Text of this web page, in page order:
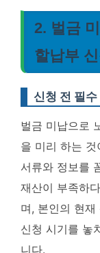
2. 벌금
할납부
신청 전 필
벌금 미납으로
을 미리 하는
서류와 정보를
재산이 부족하
며, 본인의 현
신청 시기를 놓
니다.